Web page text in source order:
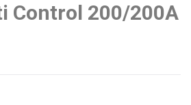
Control 200/200A